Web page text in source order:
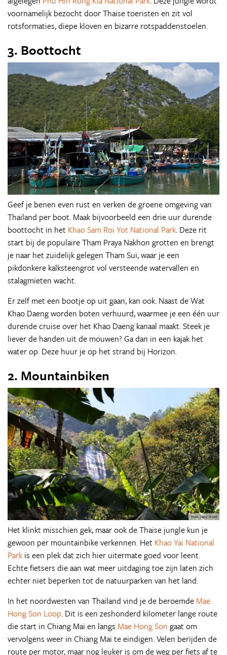
voornamelijk bezocht door Thaise toeristen en zit vol
rotsformaties, diepe kloven en bizarre rotspaddenstoelen.
3. Boottocht
Geef je benen even rust en verken de groene omgeving van
Thailand per boot. Maak bijvoorbeeld een drie uur durende
boottocht in het Khao Sam Roi Yot National Park. Deze rit
start bij de populaire Tham Praya Nakhon grotten en brengt
je naar het zuidelijk gelegen Tham Sui, waar je een
pikdonkere kalksteengrot vol versteende watervallen en
stalagmieten wacht.
Er zelf met een bootje op uit gaan, kan ook. Naast de Wat
Khao Daeng worden boten verhuurd, waarmee je een één uur
durende cruise over het Khao Daeng kanaal maakt. Steek je
liever de handen uit de mouwen? Ga dan in een kajak het
water op. Deze huur je op het strand bij Horizon.
2. Mountainbiken
Het klinkt misschien gek, maar ook de Thaise jungle kun je
gewoon per mountainbike verkennen. Het Khao Yai National
Park is een plek dat zich hier uitermate goed voor leent.
Echte fietsers die aan wat meer uitdaging toe zijn laten zich
echter niet beperken tot de natuurparken van het land.
In het noordwesten van Thailand vind je de beroemde Mae
Hong Son Loop. Dit is een zeshonderd kilometer lange route
die start in Chiang Mai en langs Mae Hong Son gaat om
vervolgens weer in Chiang Mai te eindigen. Velen berijden de
route per motor, maar nog leuker is om de weg per fiets af te